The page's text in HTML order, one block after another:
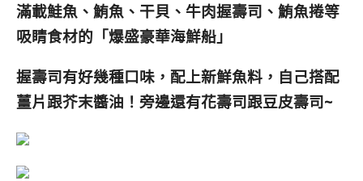
滿載鮭魚、鮪魚、干貝、牛肉握壽司、鮪魚捲等
吸睛食材的「爆盛豪華海鮮船」
握壽司有好幾種口味，配上新鮮魚料，自己搭配
薑片跟芥末醬油！ 旁邊還有花壽司跟豆皮壽司~